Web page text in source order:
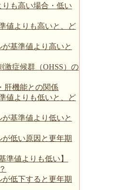
りも高い場合・低い
値よりも高いと、ど
基準値より高いと
症候群（OHSS）の
肝機能との関係
値よりも低いと、ど
基準値より低いと
低い原因と更年期
準値よりも低い】
低下すると更年期